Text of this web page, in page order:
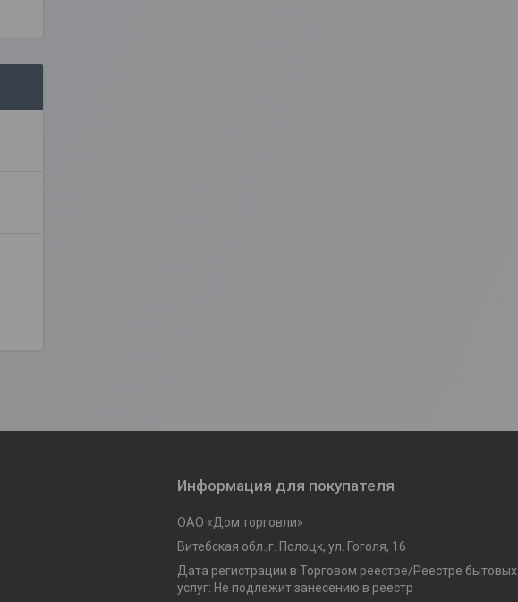
Информация для покупателя
ОАО «Дом торговли»
Витебская обл.,г. Полоцк, ул. Гоголя, 16
Дата регистрации в Торговом реестре/Реестре бытовых
услуг: Не подлежит занесению в реестр